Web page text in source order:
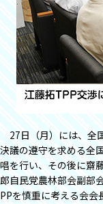
27日（月）には、全
決議の遵守を求める全
唱を行い、その後に齋
郎自民党農林部会副部
PPを慎重に考える会会